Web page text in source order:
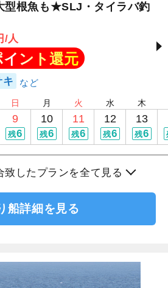
型根魚も★SLJ・タイラバ釣
/人
イント還元
キ
日
9
残6
月
10
残6
火
11
残6
水
12
残6
木
13
残6
致したプランを全て見る
船詳細を見る